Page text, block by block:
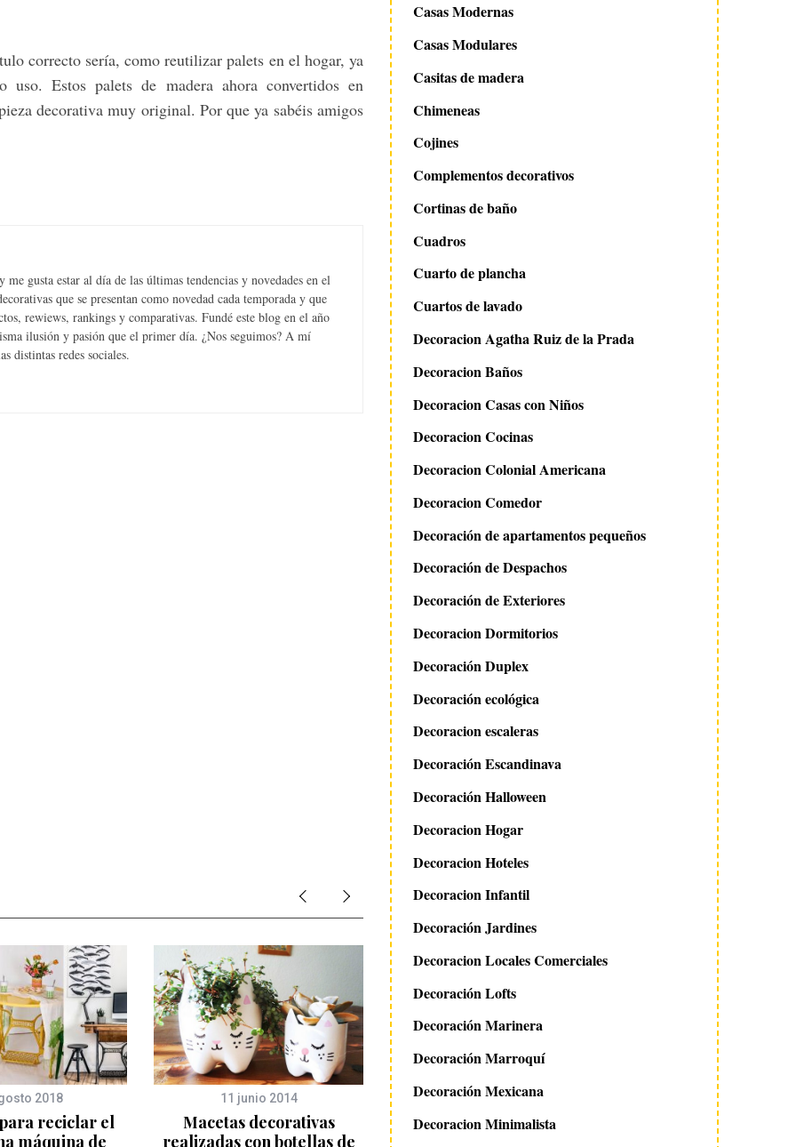
correcto sería, como reutilizar palets en el hogar, ya
Estos palets de madera ahora convertidos en
decorativa muy original. Por que ya sabéis amigos
gusta estar al día de las últimas tendencias y novedades en el
que se presentan como novedad cada temporada y que
rewiews, rankings y comparativas. Fundé este blog en el año
ilusión y pasión que el primer día. ¿Nos seguimos? A mí
distintas redes sociales.
2018
reciclar el
máquina de
11 junio 2014
Macetas decorativas
realizadas con botellas de
14 marzo 2011
DIY Manteles individuales
27 febrero 2013
Reciclando en el
Casas Modernas
Casas Modulares
Casitas de madera
Chimeneas
Cojines
Complementos decorativos
Cortinas de baño
Cuadros
Cuarto de plancha
Cuartos de lavado
Decoracion Agatha Ruiz de la Prada
Decoracion Baños
Decoracion Casas con Niños
Decoracion Cocinas
Decoracion Colonial Americana
Decoracion Comedor
Decoración de apartamentos pequeños
Decoración de Despachos
Decoración de Exteriores
Decoracion Dormitorios
Decoración Duplex
Decoración ecológica
Decoracion escaleras
Decoración Escandinava
Decoración Halloween
Decoracion Hogar
Decoracion Hoteles
Decoracion Infantil
Decoración Jardines
Decoracion Locales Comerciales
Decoración Lofts
Decoración Marinera
Decoración Marroquí
Decoración Mexicana
Decoracion Minimalista